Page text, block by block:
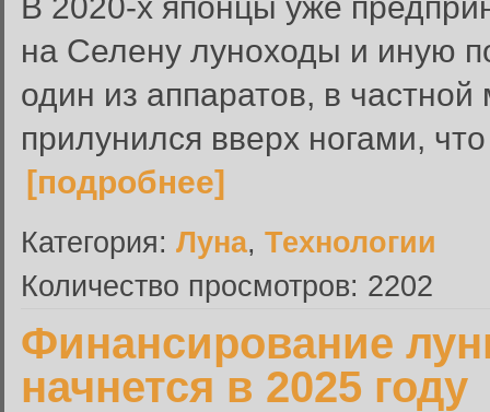
на Селену луноходы и иную
один из аппаратов, в
прилунился вверх ногами,
[подробнее]
Категория: Луна, Технологии
Количество просмотров: 2202
Финансирование
начнется в 2025 году